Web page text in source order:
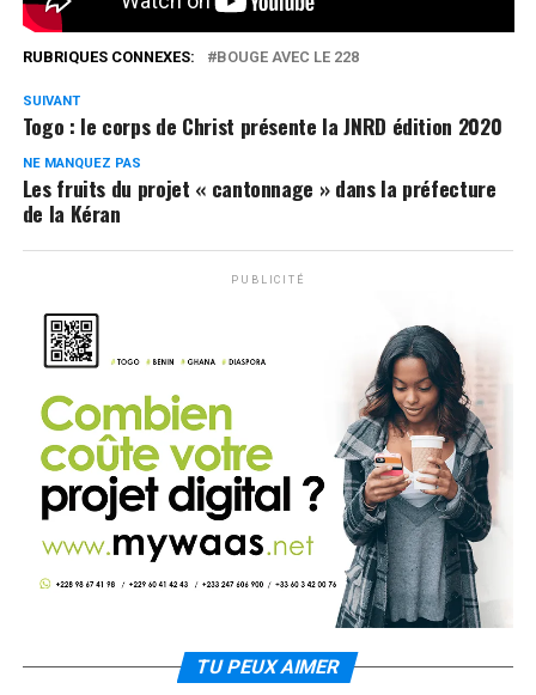
RUBRIQUES CONNEXES: BOUGE AVEC LE 228
SUIVANT
Togo : le corps de Christ présente la JNRD édition 2020
NE MANQUEZ PAS
Les fruits du projet « cantonnage » dans la préfecture
de la Kéran
PUBLICITÉ
TU PEUX AIMER